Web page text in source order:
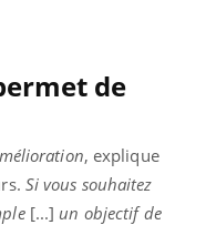
de
, explique
Si vous souhaitez
[...] un objectif de